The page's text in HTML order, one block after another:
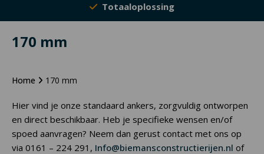
Totaaloplossing
170 mm
Home 170 mm
Hier vind je onze standaard ankers, zorgvuldig ontworpen
en direct beschikbaar. Heb je specifieke wensen en/of
spoed aanvragen? Neem dan gerust contact met ons op
via 0161 – 224 291, Info@biemansconstructierijen.nl of